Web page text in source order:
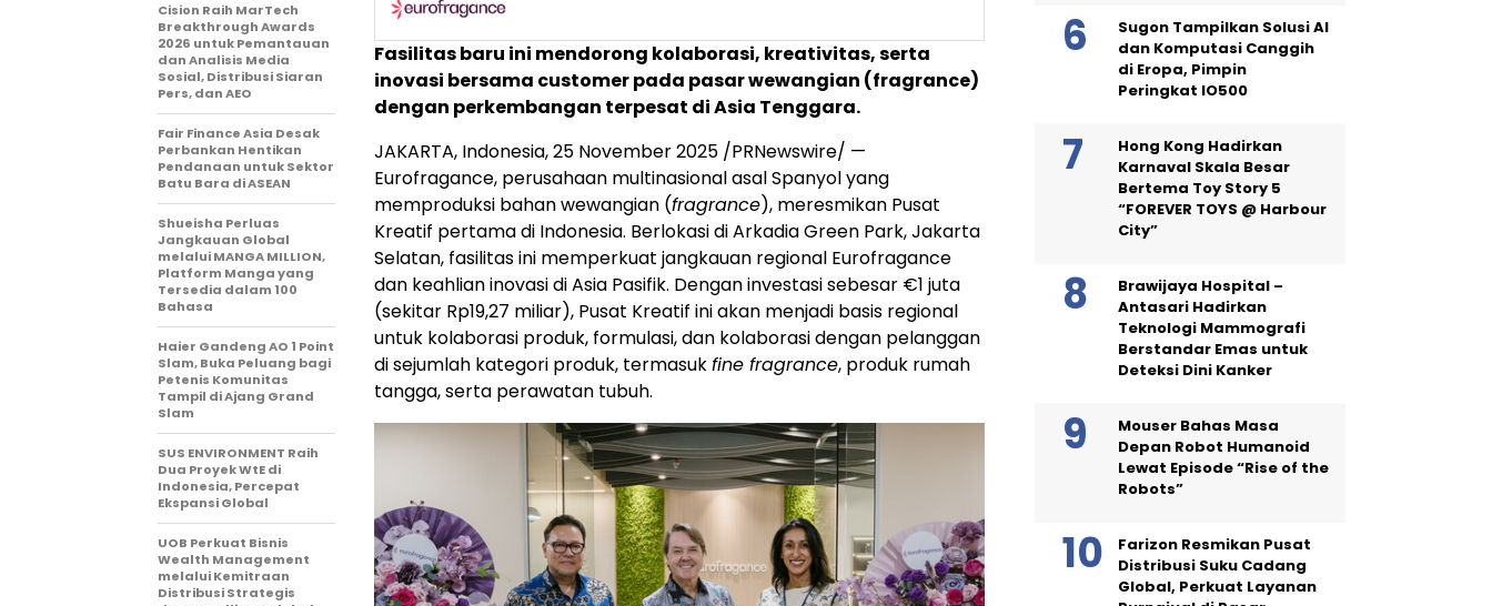
Fasilitas baru ini mendorong kolaborasi, kreativitas, serta
inovasi bersama customer pada pasar wewangian (fragrance)
dengan perkembangan terpesat diAsia Tenggara.
JAKARTA, Indonesia,25 November 2025 /PRNewswire/ —
Eurofragance, perusahaan multinasional asal Spanyol yang
memproduksi bahan wewangian (fragrance), meresmikan Pusat
Kreatif pertama di Indonesia. Berlokasi diArkadia Green Park, Jakarta
Selatan, fasilitas ini memperkuat jangkauan regional Eurofragance
dan keahlian inovasi di Asia Pasifik. Dengan investasi sebesar €1 juta
(sekitar Rp19,27 miliar), Pusat Kreatif ini akan menjadi basis regional
untuk kolaborasi produk, formulasi, dan kolaborasi dengan pelanggan
di sejumlah kategori produk, termasukfine fragrance, produk rumah
tangga, serta perawatan tubuh.
Cision Raih MarTech
Breakthrough Awards
2026 untuk Pemantauan
dan Analisis Media
Sosial, Distribusi Siaran
Pers, dan AEO
Fair Finance Asia Desak
Perbankan Hentikan
Pendanaan untuk Sektor
Batu Bara di ASEAN
Shueisha Perluas
Jangkauan Global
melalui MANGA MILLION,
Platform Manga yang
Tersedia dalam 100
Bahasa
Haier Gandeng AO 1 Point
Slam, Buka Peluang bagi
Petenis Komunitas
Tampil di Ajang Grand
Slam
SUS ENVIRONMENT Raih
Dua Proyek WtE di
Indonesia, Percepat
Ekspansi Global
UOB Perkuat Bisnis
Wealth Management
melalui Kemitraan
Distribusi Strategis
Sugon Tampilkan Solusi AI
dan Komputasi Canggih
di Eropa, Pimpin
Peringkat IO500
Hong Kong Hadirkan
Karnaval Skala Besar
Bertema Toy Story 5
“FOREVER TOYS @ Harbour
City”
Brawijaya Hospital –
Antasari Hadirkan
Teknologi Mammografi
Berstandar Emas untuk
Deteksi Dini Kanker
Mouser Bahas Masa
Depan Robot Humanoid
Lewat Episode “Rise of the
Robots”
Farizon Resmikan Pusat
Distribusi Suku Cadang
Global, Perkuat Layanan